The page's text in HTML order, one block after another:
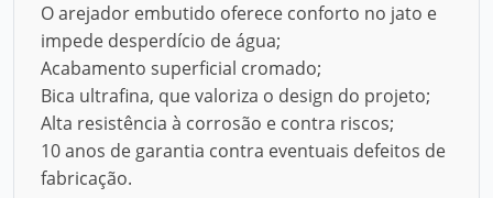
O arejador embutido oferece conforto no jato e
impede desperdício de água;
Acabamento superficial cromado;
Bica ultrafina, que valoriza o design do projeto;
Alta resistência à corrosão e contra riscos;
10 anos de garantia contra eventuais defeitos de
fabricação.